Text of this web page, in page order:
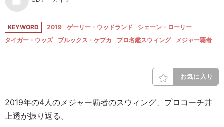
KEYWORD 2019 ゲーリー・ウッドランド
シェーン・ローリー
タイガー・ウッズ
ブルックス・ケプカ プロ名鑑スウィング メジャー覇者
お気に入り
2019年の4人のメジャー覇者のスウィング、プロコーチ井
上透が振り返る。